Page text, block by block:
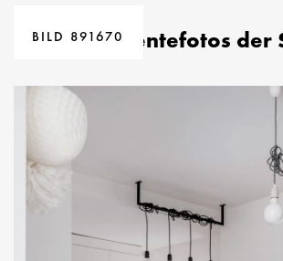
Ambientefotos der
BILD 891667
BILD 891670